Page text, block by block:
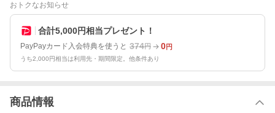
おトクなお知らせ
合計5,000円相当プレゼント！
PayPayカード入会特典を使うと 374円 0円
うち2,000円相当は利用先・期間限定。他条件あり
商品情報